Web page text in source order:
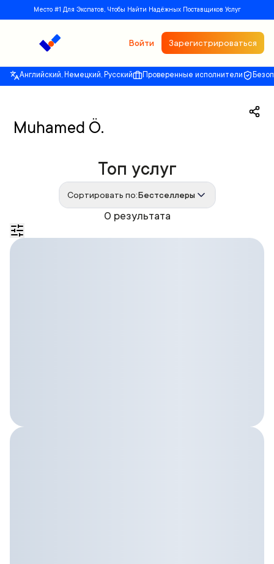
Место #1 Для Экспатов, Чтобы Найти Надёжных Поставщиков Услуг
Войти Зарегистрироваться
Английский, Немецкий, Русский Проверенные исполнители
Muhamed Ö.
0 результата
Топ услуг
Сортировать по:Бестселлеры